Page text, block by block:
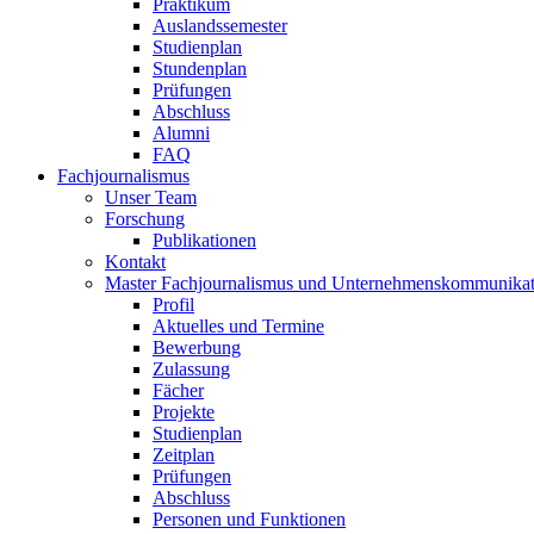
Praktikum
Auslandssemester
Studienplan
Stundenplan
Prüfungen
Abschluss
Alumni
FAQ
Fachjournalismus
Unser Team
Forschung
Publikationen
Kontakt
Master Fachjournalismus und
Profil
Aktuelles und Termine
Bewerbung
Zulassung
Fächer
Projekte
Studienplan
Zeitplan
Prüfungen
Abschluss
Personen und Funktionen